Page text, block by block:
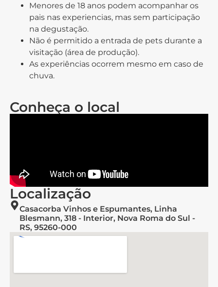
Menores de 18 anos podem acompanhar os
pais nas experiencias, mas sem participação
na degustação.
Não é permitido a entrada de pets durante a
visitação (área de produção).
As experiências ocorrem mesmo em caso de
chuva.
Conheça o local
Localização
Casacorba Vinhos e Espumantes, Linha
Blesmann, 318 - Interior, Nova Roma do Sul -
RS, 95260-000